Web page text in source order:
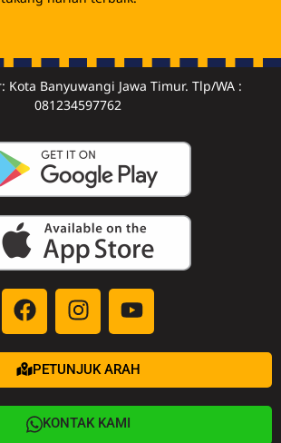
Kota Banyuwangi Jawa Timur. Tlp/WA :
081234597762
PETUNJUK ARAH
KONTAK KAMI